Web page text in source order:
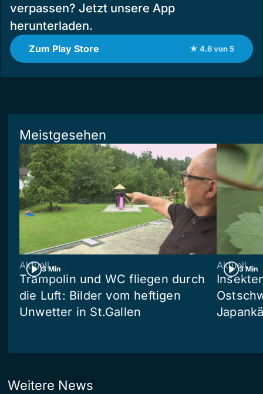
verpassen? Jetzt unsere App
herunterladen.
Zum Play Store ★ 4.6 von 5
Meistgesehen
3 Min
Aktuell
Trampolin und WC fliegen durch
die Luft: Bilder vom heftigen
Unwetter in St.Gallen
3 Min
Aktuell
Weitere News